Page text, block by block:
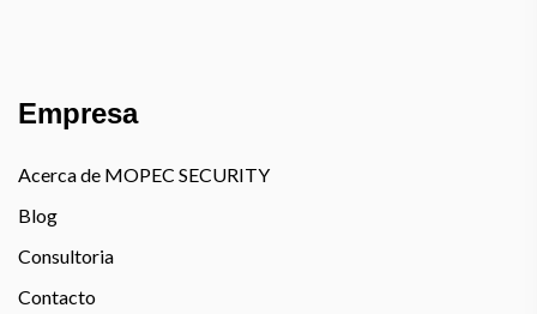
Empresa
Acerca de MOPEC SECURITY
Blog
Consultoria
Contacto